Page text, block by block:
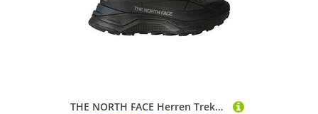
THE NORTH FACE Herren Trekkinghalbschuhe M FASTPACK WP